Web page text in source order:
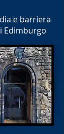
e barriera
Edimburgo